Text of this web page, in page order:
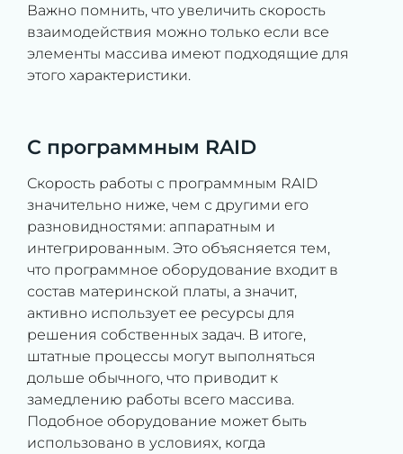
Важно помнить, что увеличить скорость
взаимодействия можно только если все
элементы массива имеют подходящие для
этого характеристики.
С программным RAID
Скорость работы с программным RAID
значительно ниже, чем с другими его
разновидностями: аппаратным и
интегрированным. Это объясняется тем,
что программное оборудование входит в
состав материнской платы, а значит,
активно использует ее ресурсы для
решения собственных задач. В итоге,
штатные процессы могут выполняться
дольше обычного, что приводит к
замедлению работы всего массива.
Подобное оборудование может быть
использовано в условиях, когда